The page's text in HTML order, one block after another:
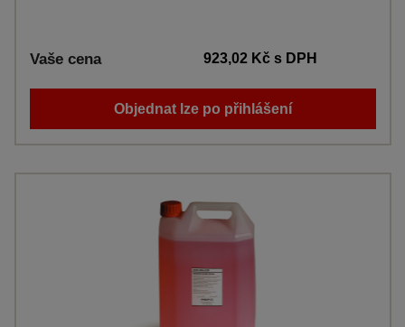
Vaše cena 923,02 Kčs DPH
Objednat lze po přihlášení